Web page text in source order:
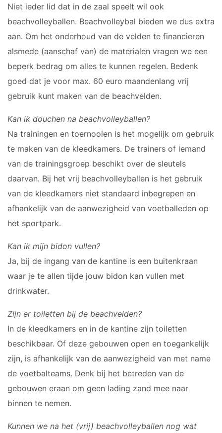
Volleystars Level 4-1
Volleystars Level 4-2
Volleystars Level 4-3
Volleystars Level 5-1
Volleystars Level 5-2
Volleybalspeeltuin
Niet ieder lid dat in de zaal speelt wil ook
beachvolleyballen. Beachvolleybal bieden we dus extra
aan. Om het onderhoud van de velden te financieren
alsmede (aanschaf van) de materialen vragen we een
beperk bedrag om alles te kunnen regelen. Bedenk
goed dat je voor max. 60 euro maandenlang vrij
gebruik kunt maken van de beachvelden.
Kan ik douchen na beachvolleyballen?
Na trainingen en toernooien is het mogelijk om gebruik
te maken van de kleedkamers. De trainers of iemand
van de trainingsgroep beschikt over de sleutels
daarvan. Bij het vrij beachvolleyballen is het gebruik
van de kleedkamers niet standaard inbegrepen en
afhankelijk van de aanwezigheid van voetballeden op
het sportpark.
Kan ik mijn bidon vullen?
Ja, bij de ingang van de kantine is een buitenkraan
waar je te allen tijde jouw bidon kan vullen met
drinkwater.
Zijn er toiletten bij de beachvelden?
In de kleedkamers en in de kantine zijn toiletten
beschikbaar. Of deze gebouwen open en toegankelijk
zijn, is afhankelijk van de aanwezigheid van met name
de voetbalteams. Denk bij het betreden van de
gebouwen eraan om geen lading zand mee naar
binnen te nemen.
Kunnen we na het (vrij) beachvolleyballen nog wat